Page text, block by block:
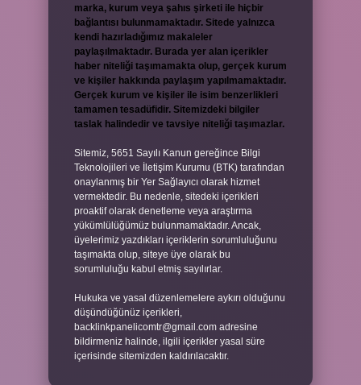
marka, kurum veya şahıs şirketi ile hiçbir
bağlantısı bulunmamaktadır. Sitede yalnızca
kendi hazırladığımız makaleler
paylaşılmaktadır. Burada yer alan içerikler
haber niteliği taşımamakta olup, gerçek kurum
ve kişiler hakkında paylaşım yapılmamaktadır.
Gerçek kurum ve kişiler ile isim benzerlikleri
tamamen tesadüfidir. Sitemizdeki bilgiler
taslak halindedir ve tavsiye niteliği taşımazlar.
Sitemiz, 5651 Sayılı Kanun gereğince Bilgi
Teknolojileri ve İletişim Kurumu (BTK) tarafından
onaylanmış bir Yer Sağlayıcı olarak hizmet
vermektedir. Bu nedenle, sitedeki içerikleri
proaktif olarak denetleme veya araştırma
yükümlülüğümüz bulunmamaktadır. Ancak,
üyelerimiz yazdıkları içeriklerin sorumluluğunu
taşımakta olup, siteye üye olarak bu
sorumluluğu kabul etmiş sayılırlar.
Hukuka ve yasal düzenlemelere aykırı olduğunu
düşündüğünüz içerikleri,
backlinkpanelicomtr@gmail.com adresine
bildirmeniz halinde, ilgili içerikler yasal süre
içerisinde sitemizden kaldırılacaktır.